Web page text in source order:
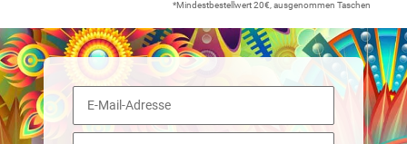
*Mindestbestellwert 20€, ausgenommen Taschen